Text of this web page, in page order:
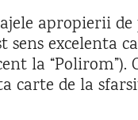
apropierii de
excelenta
la “Polirom”).
carte de la